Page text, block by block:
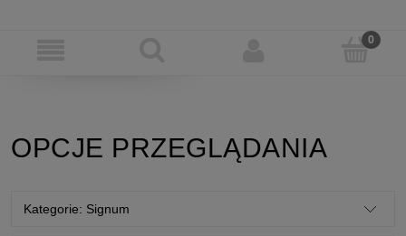
OPCJE PRZEGLĄDANIA
Kategorie: Signum